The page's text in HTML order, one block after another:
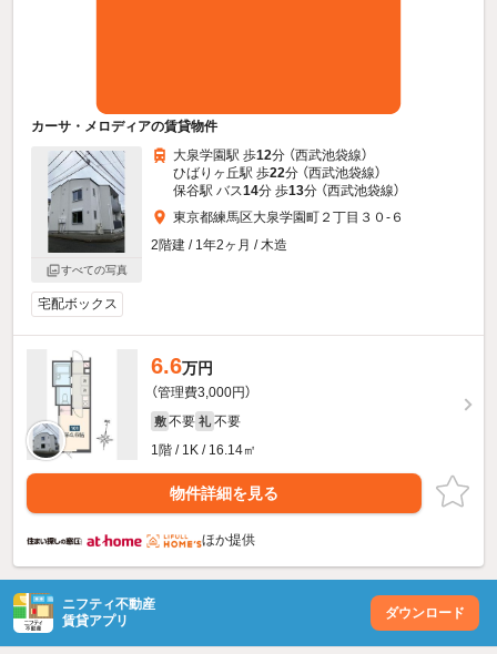
カーサ・メロディアの賃貸物件
すべての写真
大泉学園駅 歩12分 （西武池袋線）
ひばりヶ丘駅 歩22分 （西武池袋線）
保谷駅 バス14分 歩13分 （西武池袋線）
東京都練馬区大泉学園町２丁目３０-６
2階建 / 1年2ヶ月 / 木造
宅配ボックス
6.6万円
（管理費3,000円）
敷 不要 礼 不要
1階 / 1K / 16.14㎡
物件詳細を見る
ほか提供
ニフティ不動産
賃貸アプリ
ダウンロード